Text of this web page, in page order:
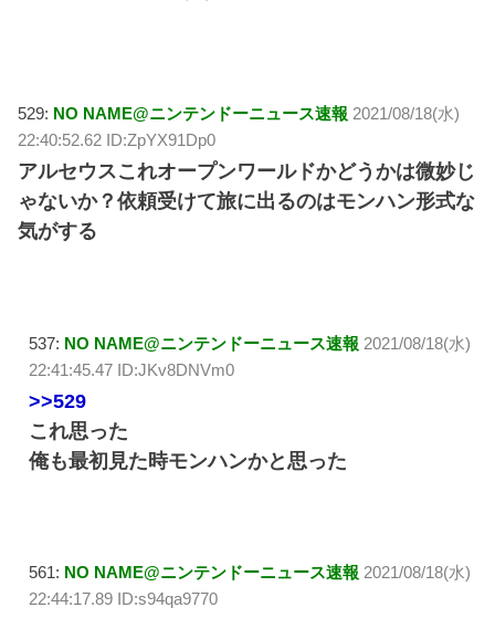
529: NO NAME@ニンテンドーニュース速報 2021/08/18(水)
22:40:52.62 ID:ZpYX91Dp0
アルセウスこれオープンワールドかどうかは微妙じ
ゃないか？依頼受けて旅に出るのはモンハン形式な
気がする
537: NO NAME@ニンテンドーニュース速報 2021/08/18(水)
22:41:45.47 ID:JKv8DNVm0
>>529
これ思った
俺も最初見た時モンハンかと思った
561: NO NAME@ニンテンドーニュース速報 2021/08/18(水)
22:44:17.89 ID:s94qa9770